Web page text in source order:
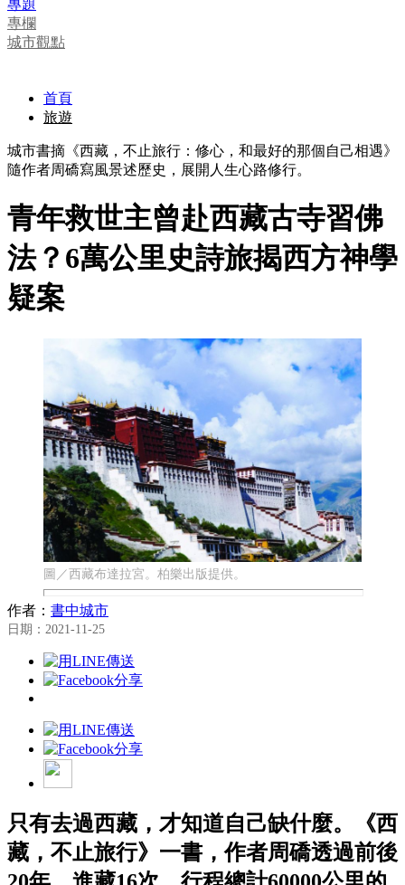
專題
專欄
城市觀點
首頁
旅遊
城市書摘《西藏，不止旅行：修心，和最好的那個自己相遇》
隨作者周礄寫風景述歷史，展開人生心路修行。
青年救世主曾赴西藏古寺習佛
法？6萬公里史詩旅揭西方神學
疑案
圖／西藏布達拉宮。柏樂出版提供。
作者： 書中城市
日期：2021-11-25
只有去過西藏，才知道自己缺什麼。《西
藏，不止旅行》一書，作者周礄透過前後